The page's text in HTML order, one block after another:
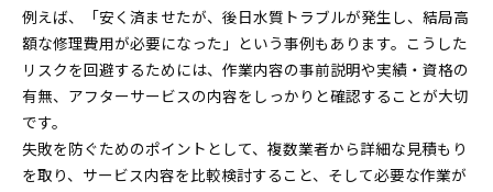
例えば、「安く済ませたが、後日水質トラブルが発生し、結局高
額な修理費用が必要になった」という事例もあります。こうした
リスクを回避するためには、作業内容の事前説明や実績・資格の
有無、アフターサービスの内容をしっかりと確認することが大切
です。
失敗を防ぐためのポイントとして、複数業者から詳細な見積もり
を取り、サービス内容を比較検討すること、そして必要な作業が